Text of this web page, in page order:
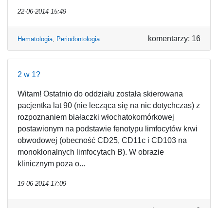
22-06-2014 15:49
Hematologia, Periodontologia komentarzy: 16
2 w 1?
Witam! Ostatnio do oddziału została skierowana
pacjentka lat 90 (nie lecząca się na nic dotychczas) z
rozpoznaniem białaczki włochatokomórkowej
postawionym na podstawie fenotypu limfocytów krwi
obwodowej (obecność CD25, CD11c i CD103 na
monoklonalnych limfocytach B). W obrazie
klinicznym poza o...
19-06-2014 17:09